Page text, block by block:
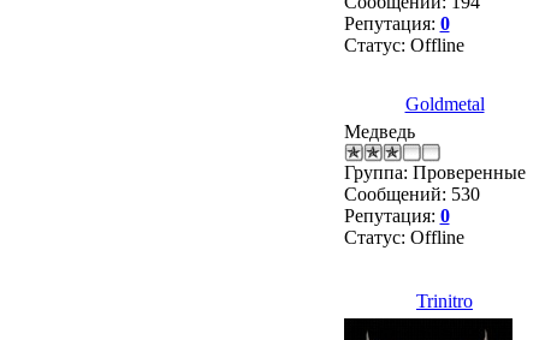
Репутация: 0
Статус: Offline
Goldmetal
Медведь
Группа: Проверенные
Сообщений: 530
Репутация: 0
Статус: Offline
Trinitro